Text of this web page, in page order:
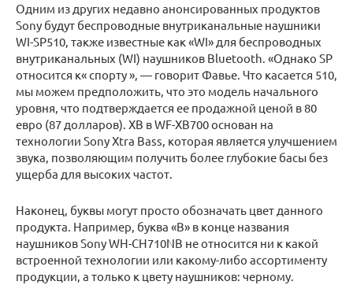
Одним из других недавно анонсированных продуктов
Sony будут беспроводные внутриканальные наушники
WI-SP510, также известные как «WI» для беспроводных
внутриканальных (WI) наушников Bluetooth. «Однако SP
относится к« спорту », — говорит Фавье. Что касается 510,
мы можем предположить, что это модель начального
уровня, что подтверждается ее продажной ценой в 80
евро (87 долларов). XB в WF-XB700 основан на
технологии Sony Xtra Bass, которая является улучшением
звука, позволяющим получить более глубокие басы без
ущерба для высоких частот.
Наконец, буквы могут просто обозначать цвет данного
продукта. Например, буква «B» в конце названия
наушников Sony WH-CH710NB не относится ни к какой
встроенной технологии или какому-либо ассортименту
продукции, а только к цвету наушников: черному.